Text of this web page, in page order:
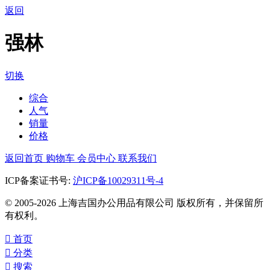
返回
强林
切换
综合
人气
销量
价格
返回首页 购物车 会员中心 联系我们
ICP备案证书号: 沪ICP备10029311号-4
© 2005-2026 上海吉国办公用品有限公司 版权所有，并保留所
有权利。
 首页
 分类
 搜索